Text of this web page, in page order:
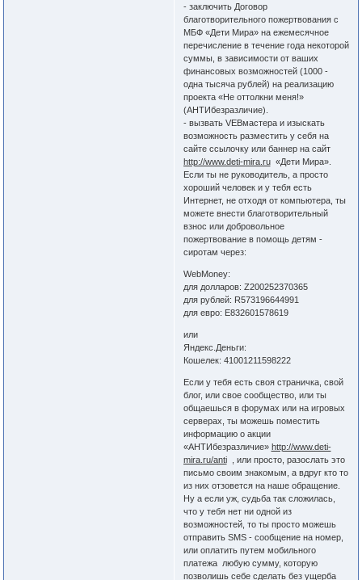
- заключить Договор
благотворительного пожертвования с
МБФ «Дети Мира» на ежемесячное
перечисление в течение года некоторой
суммы, в зависимости от ваших
финансовых возможностей (1000 -
одна тысяча рублей) на реализацию
проекта «Не оттолкни меня!»
(АНТИбезразличие).
- вызвать VEBмастера и изыскать
возможность разместить у себя на
сайте ссылочку или баннер на сайт
http://www.deti-mira.ru«Дети Мира».
Если ты не руководитель, а просто
хороший человек и у тебя есть
Интернет, не отходя от компьютера, ты
можете внести благотворительный
взнос или добровольное
пожертвование в помощь детям -
сиротам через:
WebMoney:
для долларов: Z200252370365
для рублей: R573196644991
для евро: E832601578619
или
Яндекс.Деньги:
Кошелек: 41001211598222
Если у тебя есть своя страничка, свой
блог, или свое сообщество, или ты
общаешься в форумах или на игровых
серверах, ты можешь поместить
информацию о акции
«АНТИбезразличие» http://www.deti-
mira.ru/anti, или просто, разослать это
письмо своим знакомым, а вдруг кто то
из них отзовется на наше обращение.
Ну а если уж, судьба так сложилась,
что у тебя нет ни одной из
возможностей, то ты просто можешь
отправить SMS - сообщение на номер,
или оплатить путем мобильного
платежа любую сумму, которую
позволишь себе сделать без ущерба